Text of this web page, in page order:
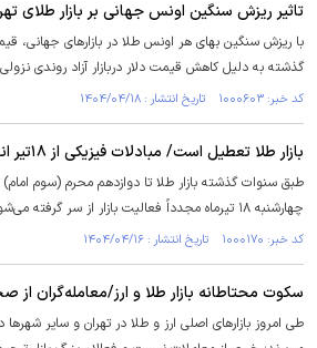
تاثیر ریزش سنگین اونس جهانی بر بازار طلای
با ریزش سنگین بهای هر اونس طلا در بازار‌های جهانی،
گذشته به دلیل کاهش قیمت دلار دربازار آزاد روندی
کد خبر: ۱۰۰۰۶۰۳ تاریخ انتشار : ۱۴۰۴/۰۴/۱۸
بازار طلا تعطیل است/ مبادلات فیزیکی از ۱۸تیر انجام می‌شود
طبق سنوات گذشته بازار طلا تا دوازدهم محرم (سوم
چهارشنبه ۱۸ تیرماه مجدداً فعالیت بازار از سر گرفته می‌شود.
کد خبر: ۱۰۰۰۱۷۰ تاریخ انتشار : ۱۴۰۴/۰۴/۱۶
سکوت محتاطانه بازار طلا و ارز/معامله‌گران
طی امروز بازارهای اصلی ارز و طلا در تهران و سایر